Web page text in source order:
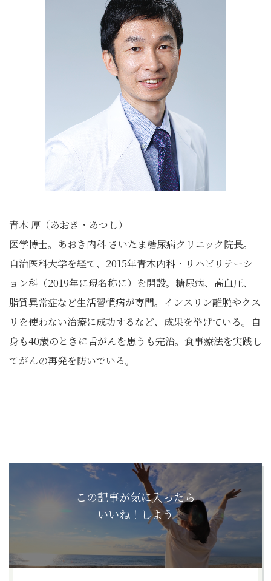
青木 厚（あおき・あつし）
医学博士。あおき内科 さいたま糖尿病クリニック院長。
自治医科大学を経て、2015年青木内科・リハビリテーシ
ョン科（2019年に現名称に）を開設。糖尿病、高血圧、
脂質異常症など生活習慣病が専門。インスリン離脱やクス
リを使わない治療に成功するなど、成果を挙げている。自
身も40歳のときに舌がんを患うも完治。食事療法を実践し
てがんの再発を防いでいる。
この記事が気に入ったら
いいね！しよう